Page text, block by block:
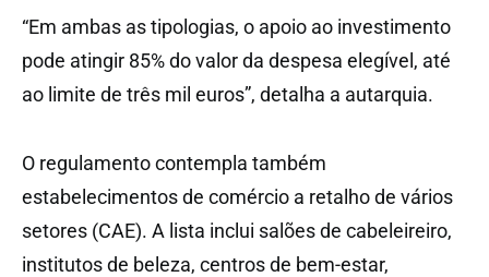
“Em ambas as tipologias, o apoio ao investimento
pode atingir 85% do valor da despesa elegível, até
ao limite de três mil euros”, detalha a autarquia.
O regulamento contempla também
estabelecimentos de comércio a retalho de vários
setores (CAE). A lista inclui salões de cabeleireiro,
institutos de beleza, centros de bem-estar,